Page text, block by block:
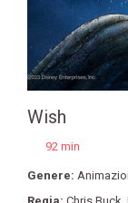
Wish
92 min
Genere: